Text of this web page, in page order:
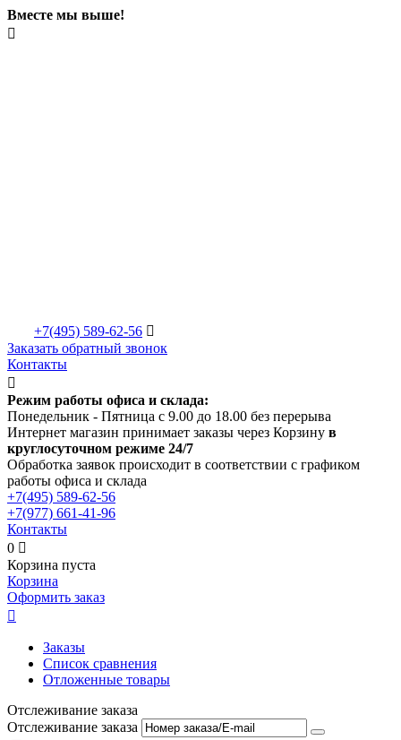
Вместе мы выше!

+7(495) 589-62-56 
Заказать обратный звонок
Контакты

Режим работы офиса и склада:
Понедельник - Пятница с 9.00 до 18.00 без перерыва
Интернет магазин принимает заказы через Корзину в
круглосуточном режиме 24/7
Обработка заявок происходит в соответствии с графиком
работы офиса и склада
+7(495) 589-62-56
+7(977) 661-41-96
Контакты
0 
Корзина пуста
Корзина
Оформить заказ

Заказы
Список сравнения
Отложенные товары
Отслеживание заказа
Отслеживание заказа